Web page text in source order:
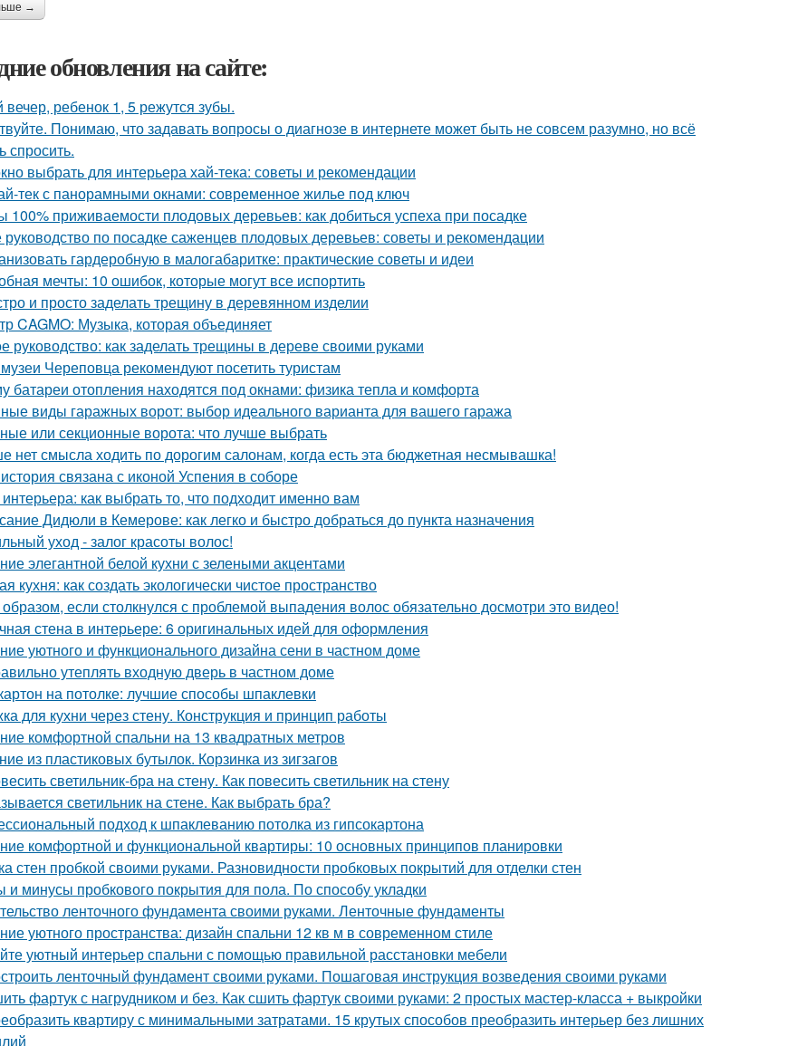
→
обновления на сайте:
ребенок 1, 5 режутся зубы.
Понимаю, что задавать вопросы о диагнозе в интернете может быть не совсем разумно, но всё
спросить.
выбрать для интерьера хай-тека: советы и рекомендации
тек с панорамными окнами: современное жилье под ключ
100% приживаемости плодовых деревьев: как добиться успеха при посадке
по посадке саженцев плодовых деревьев: советы и рекомендации
гардеробную в малогабаритке: практические советы и идеи
мечты: 10 ошибок, которые могут все испортить
и просто заделать трещину в деревянном изделии
CAGMO: Музыка, которая объединяет
руководство: как заделать трещины в дереве своими руками
Череповца рекомендуют посетить туристам
батареи отопления находятся под окнами: физика тепла и комфорта
виды гаражных ворот: выбор идеального варианта для вашего гаража
или секционные ворота: что лучше выбрать
нет смысла ходить по дорогим салонам, когда есть эта бюджетная несмывашка!
связана с иконой Успения в соборе
как выбрать то, что подходит именно вам
Дидюли в Кемерове: как легко и быстро добраться до пункта назначения
уход - залог красоты волос!
элегантной белой кухни с зелеными акцентами
кухня: как создать экологически чистое пространство
если столкнулся с проблемой выпадения волос обязательно досмотри это видео!
стена в интерьере: 6 оригинальных идей для оформления
уютного и функционального дизайна сени в частном доме
утеплять входную дверь в частном доме
на потолке: лучшие способы шпаклевки
для кухни через стену. Конструкция и принцип работы
комфортной спальни на 13 квадратных метров
из пластиковых бутылок. Корзинка из зигзагов
светильник-бра на стену. Как повесить светильник на стену
светильник на стене. Как выбрать бра?
подход к шпаклеванию потолка из гипсокартона
комфортной и функциональной квартиры: 10 основных принципов планировки
стен пробкой своими руками. Разновидности пробковых покрытий для отделки стен
минусы пробкового покрытия для пола. По способу укладки
ленточного фундамента своими руками. Ленточные фундаменты
уютного пространства: дизайн спальни 12 кв м в современном стиле
уютный интерьер спальни с помощью правильной расстановки мебели
ленточный фундамент своими руками. Пошаговая инструкция возведения своими руками
фартук с нагрудником и без. Как сшить фартук своими руками: 2 простых мастер-класса + выкройки
квартиру с минимальными затратами. 15 крутых способов преобразить интерьер без лишних